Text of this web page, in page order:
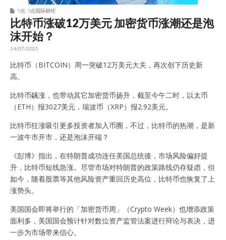
9点 9点国际财经
比特币涨破12万美元 加密货币涨潮还是泡
沫开始？
14/07/2025
比特币（BITCOIN）周一突破12万美元大关，再次创下历史新
高。
比特币飊涨，也带动其它加密货币扬升，截至今午二时，以太币
（ETH）报3027美元，瑞波币（XRP）报2.92美元。
比特币狂涨吸引更多投资者加入币圈，不过，比特币的热潮，是新
一波牛市开市，还是泡沫开端？
《彭博》指出，在特朗普成功连任美国总统後，市场风险偏好提
升，比特币短线急涨。尽管市场对特朗普的政策路线仍存疑虑，但
如今，随着股票等其他风险资产重回历史高位，比特币也恢复了上
涨势头。
美国国会即将举行的「加密货币周」（Crypto Week）也增添政策
面利多，美国国会预计针对数位资产监管法案进行辩论与表决，进
一步为市场带来信心。